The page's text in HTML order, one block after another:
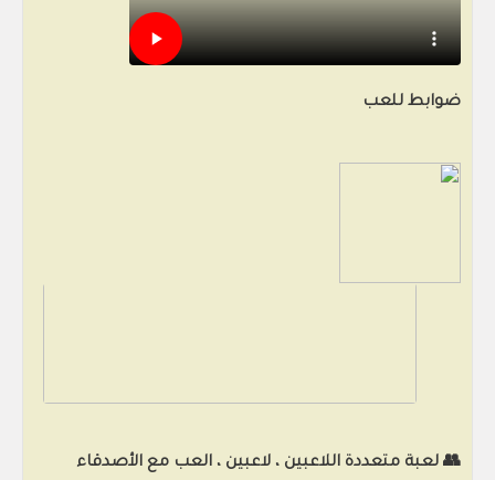
ضوابط للعب
👥 لعبة متعددة اللاعبين ، لاعبين ، العب مع الأصدقاء